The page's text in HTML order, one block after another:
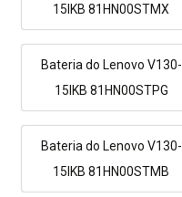
15IKB 81HN00STMX
Bateria do Lenovo V130-
15IKB 81HN00STPG
Bateria do Lenovo V130-
15IKB 81HN00STMB